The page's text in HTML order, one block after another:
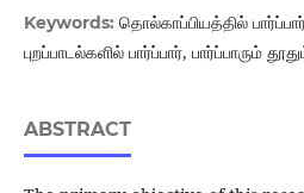
Keywords: தொல்காப்பியத்தில்
புறப்பாடல்களில் பார்ப்பார், பார்ப்பாரும்
ABSTRACT